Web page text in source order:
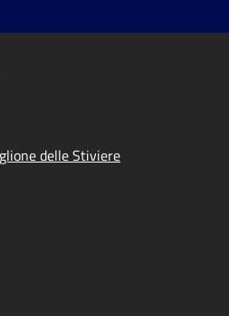
delle Stiviere